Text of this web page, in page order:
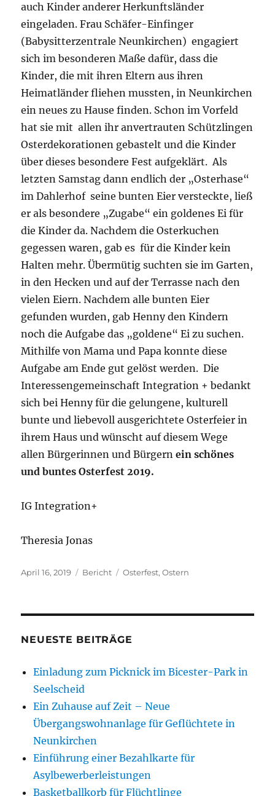
auch Kinder anderer Herkunftsländer
eingeladen. Frau Schäfer-Einfinger
(Babysitterzentrale Neunkirchen) engagiert
sich im besonderen Maße dafür, dass die
Kinder, die mit ihren Eltern aus ihren
Heimatländer fliehen mussten, in Neunkirchen
ein neues zu Hause finden. Schon im Vorfeld
hat sie mit allen ihr anvertrauten Schützlingen
Osterdekorationen gebastelt und die Kinder
über dieses besondere Fest aufgeklärt. Als
letzten Samstag dann endlich der „Osterhase“
im Dahlerhof seine bunten Eier versteckte, ließ
er als besondere „Zugabe“ ein goldenes Ei für
die Kinder da. Nachdem die Osterkuchen
gegessen waren, gab es für die Kinder kein
Halten mehr. Übermütig suchten sie im Garten,
in den Hecken und auf der Terrasse nach den
vielen Eiern. Nachdem alle bunten Eier
gefunden wurden, gab Henny den Kindern
noch die Aufgabe das „goldene“ Ei zu suchen.
Mithilfe von Mama und Papa konnte diese
Aufgabe am Ende gut gelöst werden. Die
Interessengemeinschaft Integration + bedankt
sich bei Henny für die gelungene, kulturell
bunte und liebevoll ausgerichtete Osterfeier in
ihrem Haus und wünscht auf diesem Wege
allen Bürgerinnen und Bürgernein schönes
und buntes Osterfest 2019.
IG Integration+
Theresia Jonas
Veröffentlicht
April 16, 2019 Kategorien
Bericht Schlagwörter
Osterfest,Ostern
NEUESTE BEITRÄGE
Einladung zum Picknick im Bicester-Park in
Seelscheid
Ein Zuhause auf Zeit – Neue
Übergangswohnanlage für Geflüchtete in
Neunkirchen
Einführung einer Bezahlkarte für
Asylbewerberleistungen
Basketballkorb für Flüchtlinge